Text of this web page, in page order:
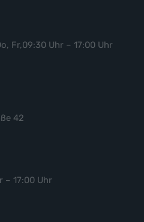
Fr,09:30 Uhr – 17:00 Uhr
42
– 17:00 Uhr